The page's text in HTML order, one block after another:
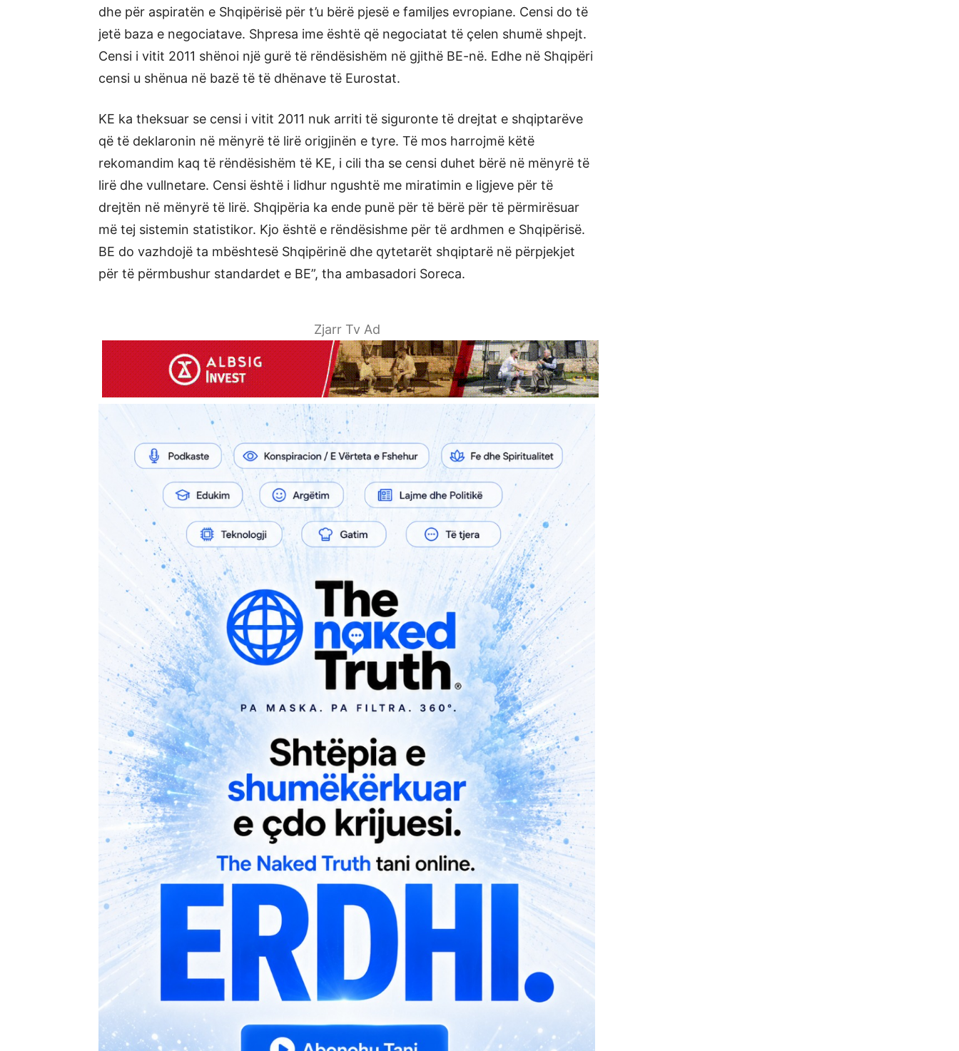
dhe për aspiratën e Shqipërisë për t’u bërë pjesë e familjes evropiane. Censi do të
jetë baza e negociatave. Shpresa ime është që negociatat të çelen shumë shpejt.
Censi i vitit 2011 shënoi një gurë të rëndësishëm në gjithë BE-në. Edhe në Shqipëri
censi u shënua në bazë të të dhënave të Eurostat.
KE ka theksuar se censi i vitit 2011 nuk arriti të siguronte të drejtat e shqiptarëve
që të deklaronin në mënyrë të lirë origjinën e tyre. Të mos harrojmë këtë
rekomandim kaq të rëndësishëm të KE, i cili tha se censi duhet bërë në mënyrë të
lirë dhe vullnetare. Censi është i lidhur ngushtë me miratimin e ligjeve për të
drejtën në mënyrë të lirë. Shqipëria ka ende punë për të bërë për të përmirësuar
më tej sistemin statistikor. Kjo është e rëndësishme për të ardhmen e Shqipërisë.
BE do vazhdojë ta mbështesë Shqipërinë dhe qytetarët shqiptarë në përpjekjet
për të përmbushur standardet e BE”, tha ambasadori Soreca.
Zjarr Tv Ad